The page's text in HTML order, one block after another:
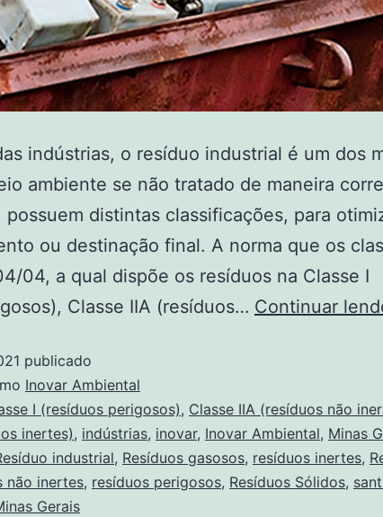
indústrias, o resíduo industrial é um dos
ambiente se não tratado de maneira
possuem distintas classificações, para
ou destinação final. A norma que os
04, a qual dispõe os resíduos na Classe I
Classe IIA (resíduos… Continuar
publicado
Inovar Ambiental
I (resíduos perigosos), Classe IIA (resíduos não
inertes), indústrias, inovar, Inovar Ambiental, Minas
industrial, Resíduos gasosos, resíduos inertes,
não inertes, resíduos perigosos, Resíduos Sólidos,
Gerais